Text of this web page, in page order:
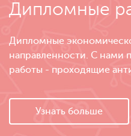
Дипломные
Дипломные
направленности. С нами
работы - проходящие
Узнать больше